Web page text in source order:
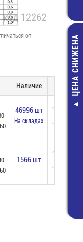
8813 S /12
ЦЕНА СНИЖЕНА
от
Наличие Заказ
46996 шт
На складах
1566 шт